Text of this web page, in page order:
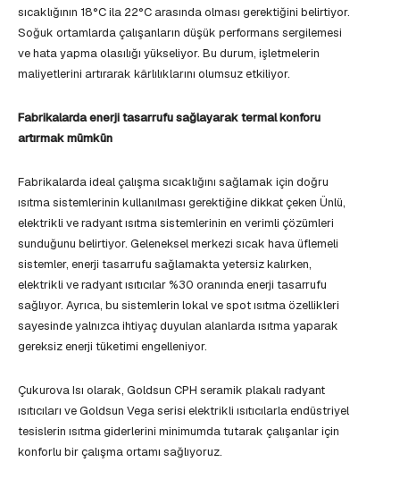
sıcaklığının 18°C ila 22°C arasında olması gerektiğini belirtiyor.
Soğuk ortamlarda çalışanların düşük performans sergilemesi
ve hata yapma olasılığı yükseliyor. Bu durum, işletmelerin
maliyetlerini artırarak kârlılıklarını olumsuz etkiliyor.
Fabrikalarda enerji tasarrufu sağlayarak termal konforu
artırmak mümkün
Fabrikalarda ideal çalışma sıcaklığını sağlamak için doğru
ısıtma sistemlerinin kullanılması gerektiğine dikkat çeken Ünlü,
elektrikli ve radyant ısıtma sistemlerinin en verimli çözümleri
sunduğunu belirtiyor. Geleneksel merkezi sıcak hava üflemeli
sistemler, enerji tasarrufu sağlamakta yetersiz kalırken,
elektrikli ve radyant ısıtıcılar %30 oranında enerji tasarrufu
sağlıyor. Ayrıca, bu sistemlerin lokal ve spot ısıtma özellikleri
sayesinde yalnızca ihtiyaç duyulan alanlarda ısıtma yaparak
gereksiz enerji tüketimi engelleniyor.
Çukurova Isı olarak, Goldsun CPH seramik plakalı radyant
ısıtıcıları ve Goldsun Vega serisi elektrikli ısıtıcılarla endüstriyel
tesislerin ısıtma giderlerini minimumda tutarak çalışanlar için
konforlu bir çalışma ortamı sağlıyoruz.